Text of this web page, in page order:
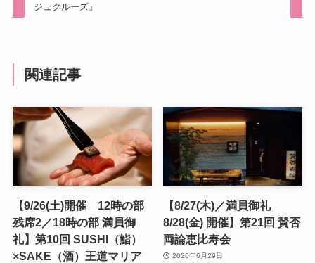
ジュクルーズ』
関連記事
【9/26(土)開催 12時の部
残席2／18時の部 満員御
礼】第10回 SUSHI（鮨）
×SAKE（酒）王道マリア
【8/27(木)／満員御礼
8/28(金) 開催】第21回 賛否
両論恵比寿会
2026年6月29日